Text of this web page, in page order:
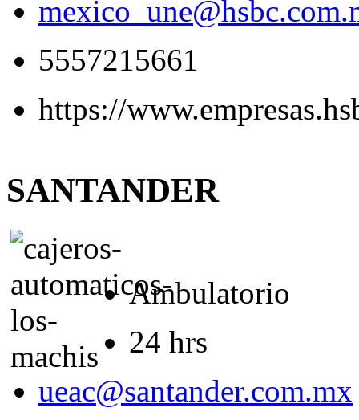
5557215661
https://
SANTANDER
Ambulatorio
24 hrs
ueac@santander.com.mx